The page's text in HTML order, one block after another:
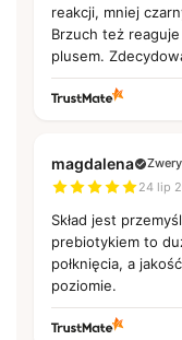
reakcji, mniej
Brzuch też
plusem.
magdalena
24 lip
Skład jest
prebiotykiem to
połknięcia, a
poziomie.